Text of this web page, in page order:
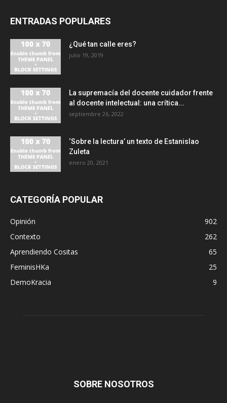
ENTRADAS POPULARES
¿Qué tan calle eres?
julio 19, 2019
La supremacía del docente cuidador frente
al docente intelectual: una crítica...
septiembre 26, 2022
‘Sobre la lectura’ un texto de Estanislao
Zuleta
enero 20, 2021
CATEGORÍA POPULAR
Opinión
902
Contexto
262
Aprendiendo Cositas
65
FeminisHKa
25
DemoKracia
9
SOBRE NOSOTROS